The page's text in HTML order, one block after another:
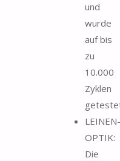
und
wurde
auf bis
zu
10.000
Zyklen
LEINEN-
OPTIK:
Die